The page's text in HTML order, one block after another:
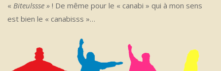
« Biteulssse » ! De même pour le « canabi » qui à mon sens
est bien le « canabisss »…